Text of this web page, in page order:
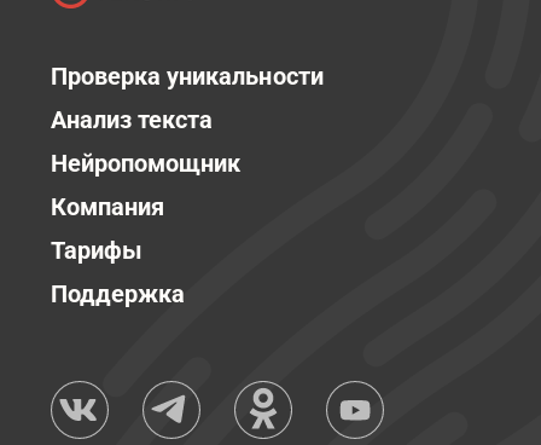
Проверка уникальности
Анализ текста
Нейропомощник
Компания
Тарифы
Поддержка